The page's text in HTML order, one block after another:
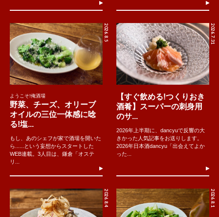
2026.8.5
ようこそ!俺酒場
野菜、チーズ、オリーブ
オイルの三位一体感に唸
る!塩...
もし、あのシェフが家で酒場を開いた
ら......という妄想からスタートした
WEB連載。3人目は、鎌倉「オステ
リ...
2026.7.31
【すぐ飲める!つくりおき
酒肴】スーパーの刺身用
のサ...
2026年上半期に、dancyuで反響の大
きかった人気記事をお送りします。
2026年日本酒dancyu「出会えてよか
った...
2026.8.4 2026.8.1